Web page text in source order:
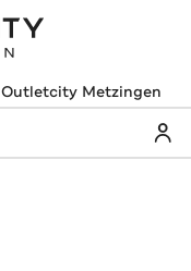
Outletcity Metzingen